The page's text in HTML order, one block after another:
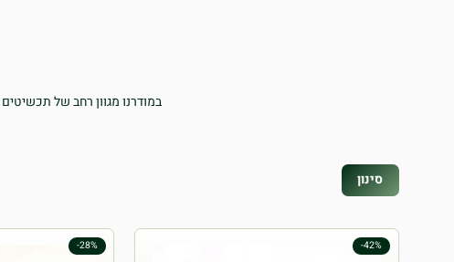
במודרנו מגוון רחב של
סינון
-42%
-28%